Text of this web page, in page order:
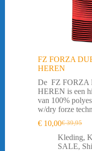
FZ FORZA
HEREN
De FZ FORZA
HEREN is een
van 100%
w/dry forze
€39,95
prijs
was:
€ 10,00Huidige
prijs
is:
Kleding,
SALE,